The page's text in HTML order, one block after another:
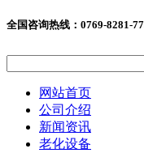
全国咨询热线： 0769-8281-
网站首页
公司介绍
新闻资讯
老化设备